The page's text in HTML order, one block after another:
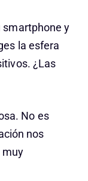
smartphone y
la esfera
¿Las
No es
nos
muy